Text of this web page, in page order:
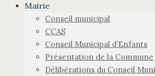
Mairie
Conseil municipal
CCAS
Conseil Municipal d’Enfants
Présentation de la Commune
Délibérations du Conseil